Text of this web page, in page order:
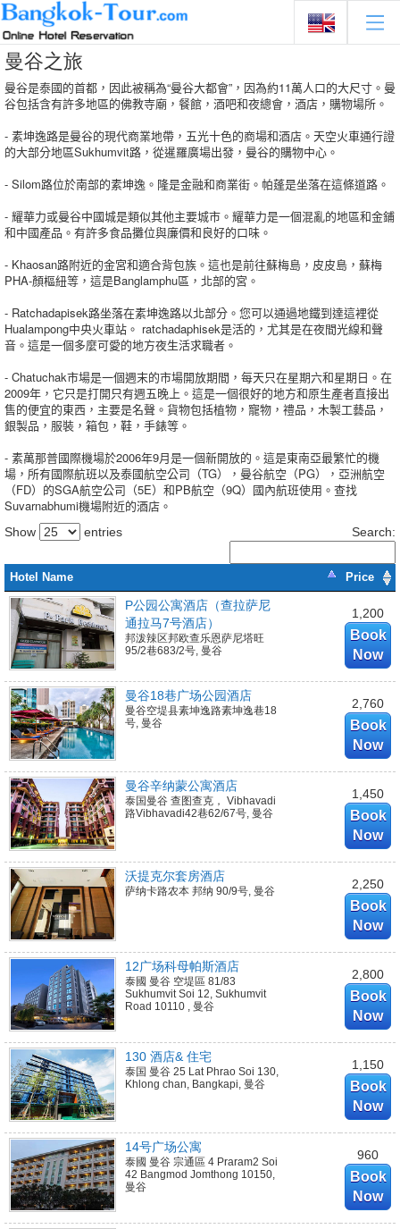
曼谷之旅
曼谷是泰國的首都，因此被稱為“曼谷大都會”，因為約11萬人口的大尺寸。 曼
谷包括含有許多地區的佛教寺廟，餐館，酒吧和夜總會，酒店，購物場所。
- 素坤逸路是曼谷的現代商業地帶，五光十色的商場和酒店。 天空火車通行證
的大部分地區Sukhumvit路，從暹羅廣場出發，曼谷的購物中心。
- Silom路位於南部的素坤逸。 隆是金融和商業街。 帕蓬是坐落在這條道路。
- 耀華力或曼谷中國城是類似其他主要城市。 耀華力是一個混亂的地區和金鋪
和中國產品。 有許多食品攤位與廉價和良好的口味。
- Khaosan路附近的金宮和適合背包族。 這也是前往蘇梅島，皮皮島，蘇梅
PHA-顏樞紐等，這是Banglamphu區，北部的宮。
- Ratchadapisek路坐落在素坤逸路以北部分。 您可以通過地鐵到達這裡從
Hualampong中央火車站。 ratchadaphisek是活的，尤其是在夜間光線和聲
音。 這是一個多麼可愛的地方夜生活求職者。
- Chatuchak市場是一個週末的市場開放期間，每天只在星期六和星期日。 在
2009年，它只是打開只有週五晚上。 這是一個很好的地方和原生產者直接出
售的便宜的東西，主要是名聲。 貨物包括植物，寵物，禮品，木製工藝品，
銀製品，服裝，箱包，鞋，手錶等。
- 素萬那普國際機場於2006年9月是一個新開放的。 這是東南亞最繁忙的機
場，所有國際航班以及泰國航空公司（TG），曼谷航空（PG），亞洲航空
（FD）的SGA航空公司（5E）和PB航空（9Q）國內航班使用。 查找
Suvarnabhumi機場附近的酒店。
Show entries Search:
Hotel Name Price
P公园公寓酒店（查拉萨尼
通拉马7号酒店）
邦泼辣区邦欧查乐恩萨尼塔旺
95/2巷683/2号, 曼谷
1,200
Book
Now
曼谷18巷广场公园酒店
曼谷空堤县素坤逸路素坤逸巷18
号, 曼谷
2,760
Book
Now
曼谷辛纳蒙公寓酒店
泰国曼谷 查图查克， Vibhavadi
路Vibhavadi42巷62/67号, 曼谷
1,450
Book
Now
沃提克尔套房酒店
萨纳卡路农本 邦纳 90/9号, 曼谷 2,250
Book
Now
12广场科母帕斯酒店
泰國 曼谷 空堤區 81/83
Sukhumvit Soi 12, Sukhumvit
Road 10110 , 曼谷
2,800
Book
Now
130 酒店& 住宅
泰国 曼谷 25 Lat Phrao Soi 130,
Khlong chan, Bangkapi, 曼谷
1,150
Book
Now
14号广场公寓
泰國 曼谷 宗通區 4 Praram2 Soi
42 Bangmod Jomthong 10150,
曼谷
960
Book
Now